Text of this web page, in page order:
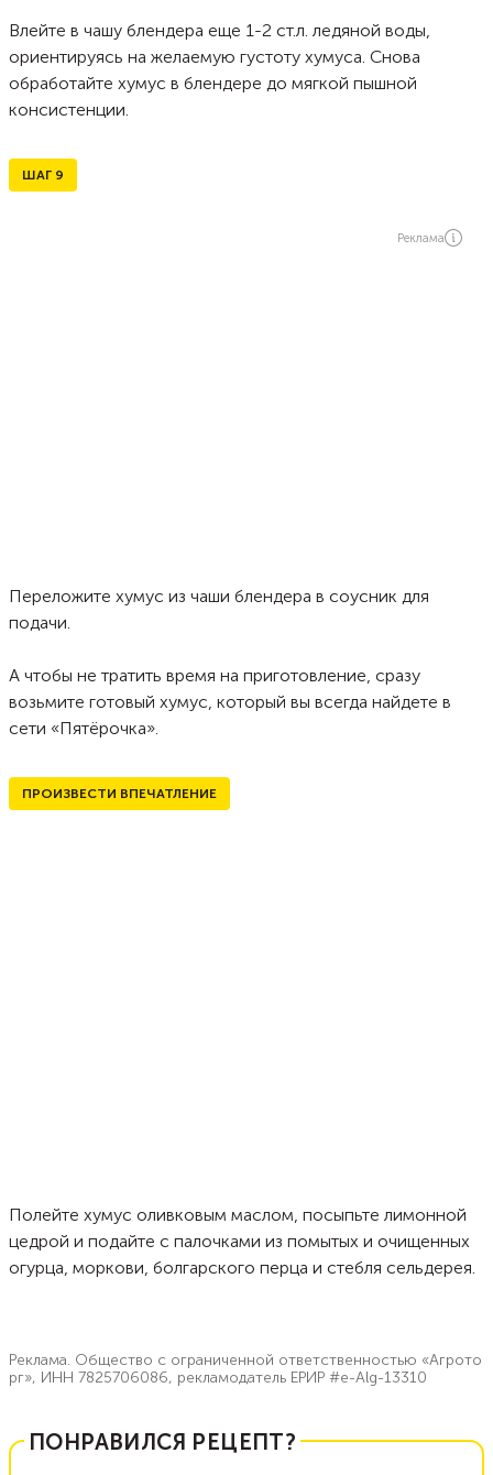
Влейте в чашу блендера еще 1-2 ст.л. ледяной воды,
ориентируясь на желаемую густоту хумуса. Снова
обработайте хумус в блендере до мягкой пышной
консистенции.
ШАГ 9
Реклама
Переложите хумус из чаши блендера в соусник для
подачи.
А чтобы не тратить время на приготовление, сразу
возьмите готовый хумус, который вы всегда найдете в
сети «Пятёрочка».
ПРОИЗВЕСТИ ВПЕЧАТЛЕНИЕ
Полейте хумус оливковым маслом, посыпьте лимонной
цедрой и подайте с палочками из помытых и очищенных
огурца, моркови, болгарского перца и стебля сельдерея.
Реклама. Общество с ограниченной ответственностью «Агрото
рг», ИНН 7825706086, рекламодатель ЕРИР #e-Alg-13310
ПОНРАВИЛСЯ РЕЦЕПТ?